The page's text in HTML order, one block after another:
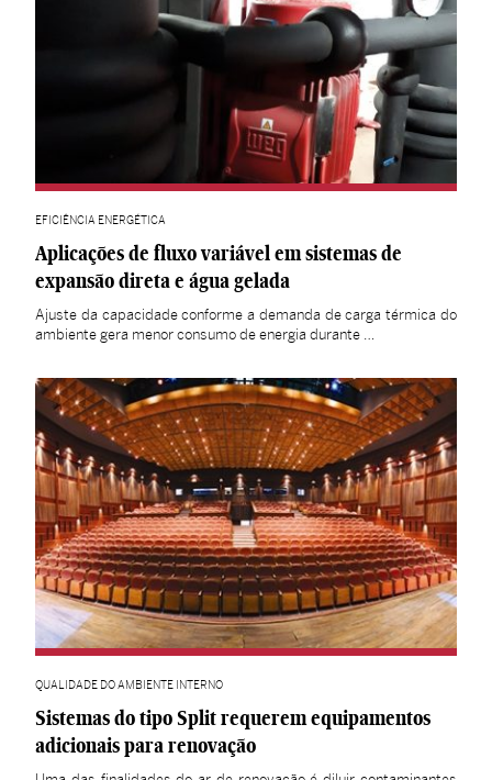
EFICIÊNCIA ENERGÉTICA
Aplicações de fluxo variável em sistemas de
expansão direta e água gelada
Ajuste da capacidade conforme a demanda de carga térmica do
ambiente gera menor consumo de energia durante …
QUALIDADE DO AMBIENTE INTERNO
Sistemas do tipo Split requerem equipamentos
adicionais para renovação